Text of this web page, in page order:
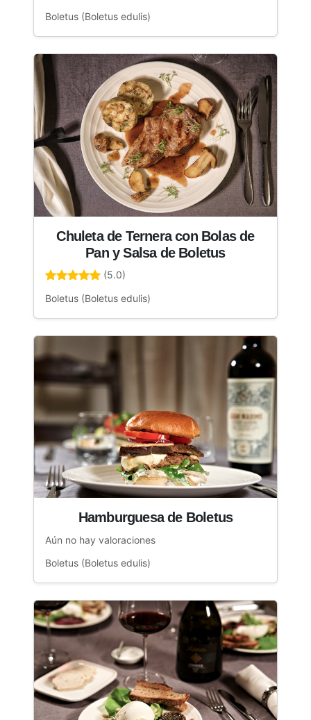
Boletus (Boletus edulis)
Chuleta de Ternera con Bolas de
Pan y Salsa de Boletus
(5.0)
Boletus (Boletus edulis)
Hamburguesa de Boletus
Aún no hay valoraciones
Boletus (Boletus edulis)